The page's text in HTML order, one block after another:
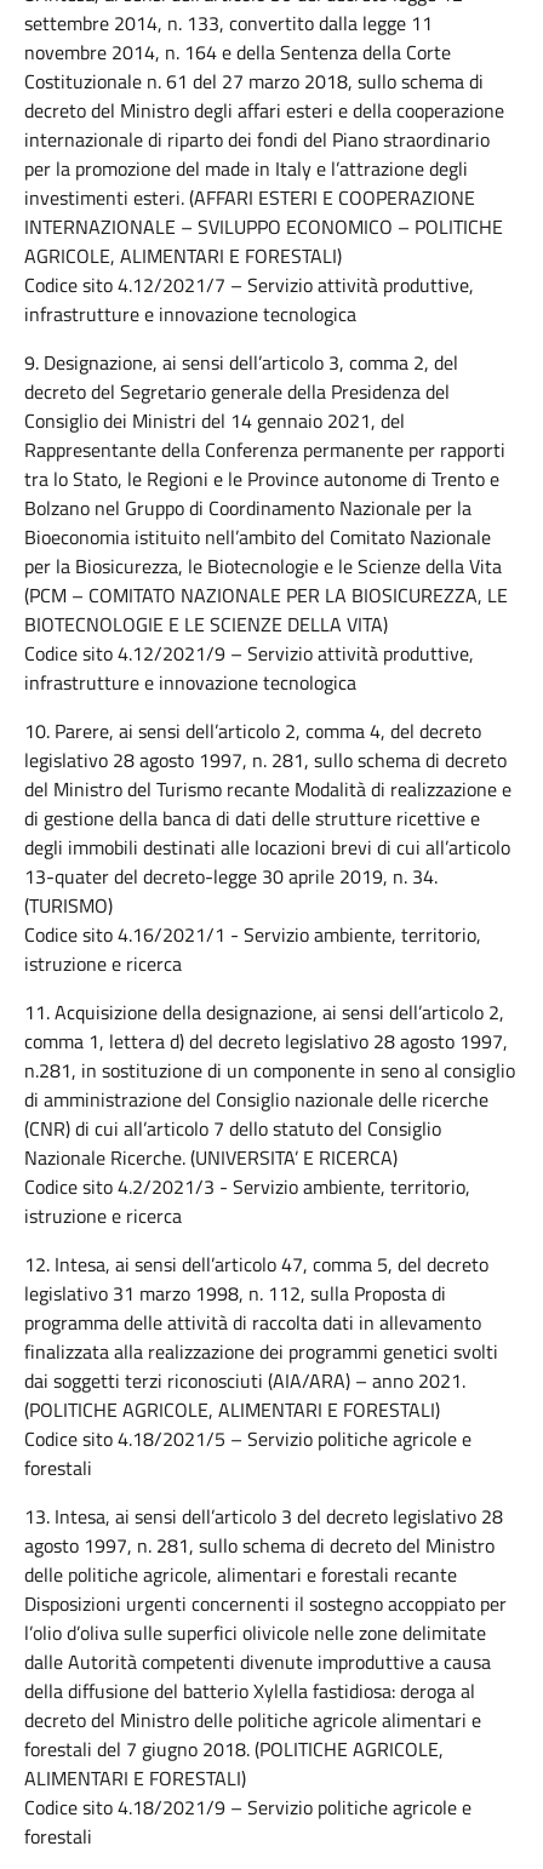
settembre 2014, n. 133, convertito dalla legge 11
novembre 2014, n. 164 e della Sentenza della Corte
Costituzionale n. 61 del 27 marzo 2018, sullo schema di
decreto del Ministro degli affari esteri e della cooperazione
internazionale di riparto dei fondi del Piano straordinario
per la promozione del made in Italy e l’attrazione degli
investimenti esteri. (AFFARI ESTERI E COOPERAZIONE
INTERNAZIONALE – SVILUPPO ECONOMICO – POLITICHE
AGRICOLE, ALIMENTARI E FORESTALI)
Codice sito 4.12/2021/7 – Servizio attività produttive,
infrastrutture e innovazione tecnologica
9. Designazione, ai sensi dell’articolo 3, comma 2, del
decreto del Segretario generale della Presidenza del
Consiglio dei Ministri del 14 gennaio 2021, del
Rappresentante della Conferenza permanente per rapporti
tra lo Stato, le Regioni e le Province autonome di Trento e
Bolzano nel Gruppo di Coordinamento Nazionale per la
Bioeconomia istituito nell’ambito del Comitato Nazionale
per la Biosicurezza, le Biotecnologie e le Scienze della Vita
(PCM – COMITATO NAZIONALE PER LA BIOSICUREZZA, LE
BIOTECNOLOGIE E LE SCIENZE DELLA VITA)
Codice sito 4.12/2021/9 – Servizio attività produttive,
infrastrutture e innovazione tecnologica
10. Parere, ai sensi dell’articolo 2, comma 4, del decreto
legislativo 28 agosto 1997, n. 281, sullo schema di decreto
del Ministro del Turismo recante Modalità di realizzazione e
di gestione della banca di dati delle strutture ricettive e
degli immobili destinati alle locazioni brevi di cui all’articolo
13-quater del decreto-legge 30 aprile 2019, n. 34.
(TURISMO)
Codice sito 4.16/2021/1 - Servizio ambiente, territorio,
istruzione e ricerca
11. Acquisizione della designazione, ai sensi dell’articolo 2,
comma 1, lettera d) del decreto legislativo 28 agosto 1997,
n.281, in sostituzione di un componente in seno al consiglio
di amministrazione del Consiglio nazionale delle ricerche
(CNR) di cui all’articolo 7 dello statuto del Consiglio
Nazionale Ricerche. (UNIVERSITA’ E RICERCA)
Codice sito 4.2/2021/3 - Servizio ambiente, territorio,
istruzione e ricerca
12. Intesa, ai sensi dell’articolo 47, comma 5, del decreto
legislativo 31 marzo 1998, n. 112, sulla Proposta di
programma delle attività di raccolta dati in allevamento
finalizzata alla realizzazione dei programmi genetici svolti
dai soggetti terzi riconosciuti (AIA/ARA) – anno 2021.
(POLITICHE AGRICOLE, ALIMENTARI E FORESTALI)
Codice sito 4.18/2021/5 – Servizio politiche agricole e
forestali
13. Intesa, ai sensi dell’articolo 3 del decreto legislativo 28
agosto 1997, n. 281, sullo schema di decreto del Ministro
delle politiche agricole, alimentari e forestali recante
Disposizioni urgenti concernenti il sostegno accoppiato per
l’olio d’oliva sulle superfici olivicole nelle zone delimitate
dalle Autorità competenti divenute improduttive a causa
della diffusione del batterio Xylella fastidiosa: deroga al
decreto del Ministro delle politiche agricole alimentari e
forestali del 7 giugno 2018. (POLITICHE AGRICOLE,
ALIMENTARI E FORESTALI)
Codice sito 4.18/2021/9 – Servizio politiche agricole e
forestali